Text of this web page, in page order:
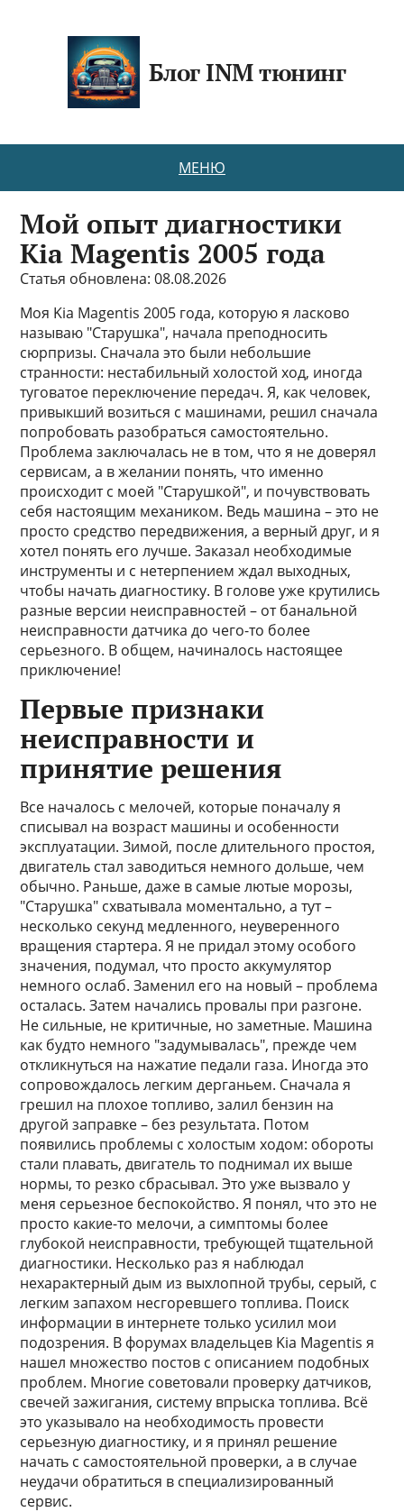
Блог INM тюнинг
МЕНЮ
Мой опыт диагностики
Kia Magentis 2005 года
Статья обновлена: 08.08.2026
Моя Kia Magentis 2005 года, которую я ласково
называю "Старушка", начала преподносить
сюрпризы. Сначала это были небольшие
странности: нестабильный холостой ход, иногда
туговатое переключение передач. Я, как человек,
привыкший возиться с машинами, решил сначала
попробовать разобраться самостоятельно.
Проблема заключалась не в том, что я не доверял
сервисам, а в желании понять, что именно
происходит с моей "Старушкой", и почувствовать
себя настоящим механиком. Ведь машина – это не
просто средство передвижения, а верный друг, и я
хотел понять его лучше. Заказал необходимые
инструменты и с нетерпением ждал выходных,
чтобы начать диагностику. В голове уже крутились
разные версии неисправностей – от банальной
неисправности датчика до чего-то более
серьезного. В общем, начиналось настоящее
приключение!
Первые признаки
неисправности и
принятие решения
Все началось с мелочей, которые поначалу я
списывал на возраст машины и особенности
эксплуатации. Зимой, после длительного простоя,
двигатель стал заводиться немного дольше, чем
обычно. Раньше, даже в самые лютые морозы,
"Старушка" схватывала моментально, а тут –
несколько секунд медленного, неуверенного
вращения стартера. Я не придал этому особого
значения, подумал, что просто аккумулятор
немного ослаб. Заменил его на новый – проблема
осталась. Затем начались провалы при разгоне.
Не сильные, не критичные, но заметные. Машина
как будто немного "задумывалась", прежде чем
откликнуться на нажатие педали газа. Иногда это
сопровождалось легким дерганьем. Сначала я
грешил на плохое топливо, залил бензин на
другой заправке – без результата. Потом
появились проблемы с холостым ходом: обороты
стали плавать, двигатель то поднимал их выше
нормы, то резко сбрасывал. Это уже вызвало у
меня серьезное беспокойство. Я понял, что это не
просто какие-то мелочи, а симптомы более
глубокой неисправности, требующей тщательной
диагностики. Несколько раз я наблюдал
нехарактерный дым из выхлопной трубы, серый, с
легким запахом несгоревшего топлива. Поиск
информации в интернете только усилил мои
подозрения. В форумах владельцев Kia Magentis я
нашел множество постов с описанием подобных
проблем. Многие советовали проверку датчиков,
свечей зажигания, систему впрыска топлива. Всё
это указывало на необходимость провести
серьезную диагностику, и я принял решение
начать с самостоятельной проверки, а в случае
неудачи обратиться в специализированный
сервис.